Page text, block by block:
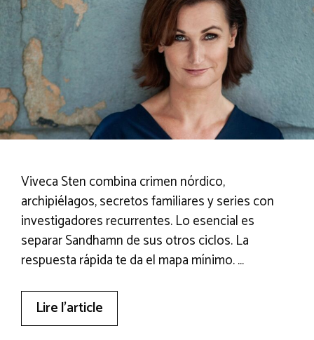
Viveca Sten combina crimen nórdico,
archipiélagos, secretos familiares y series con
investigadores recurrentes. Lo esencial es
separar Sandhamn de sus otros ciclos. La
respuesta rápida te da el mapa mínimo. …
Lire l’article